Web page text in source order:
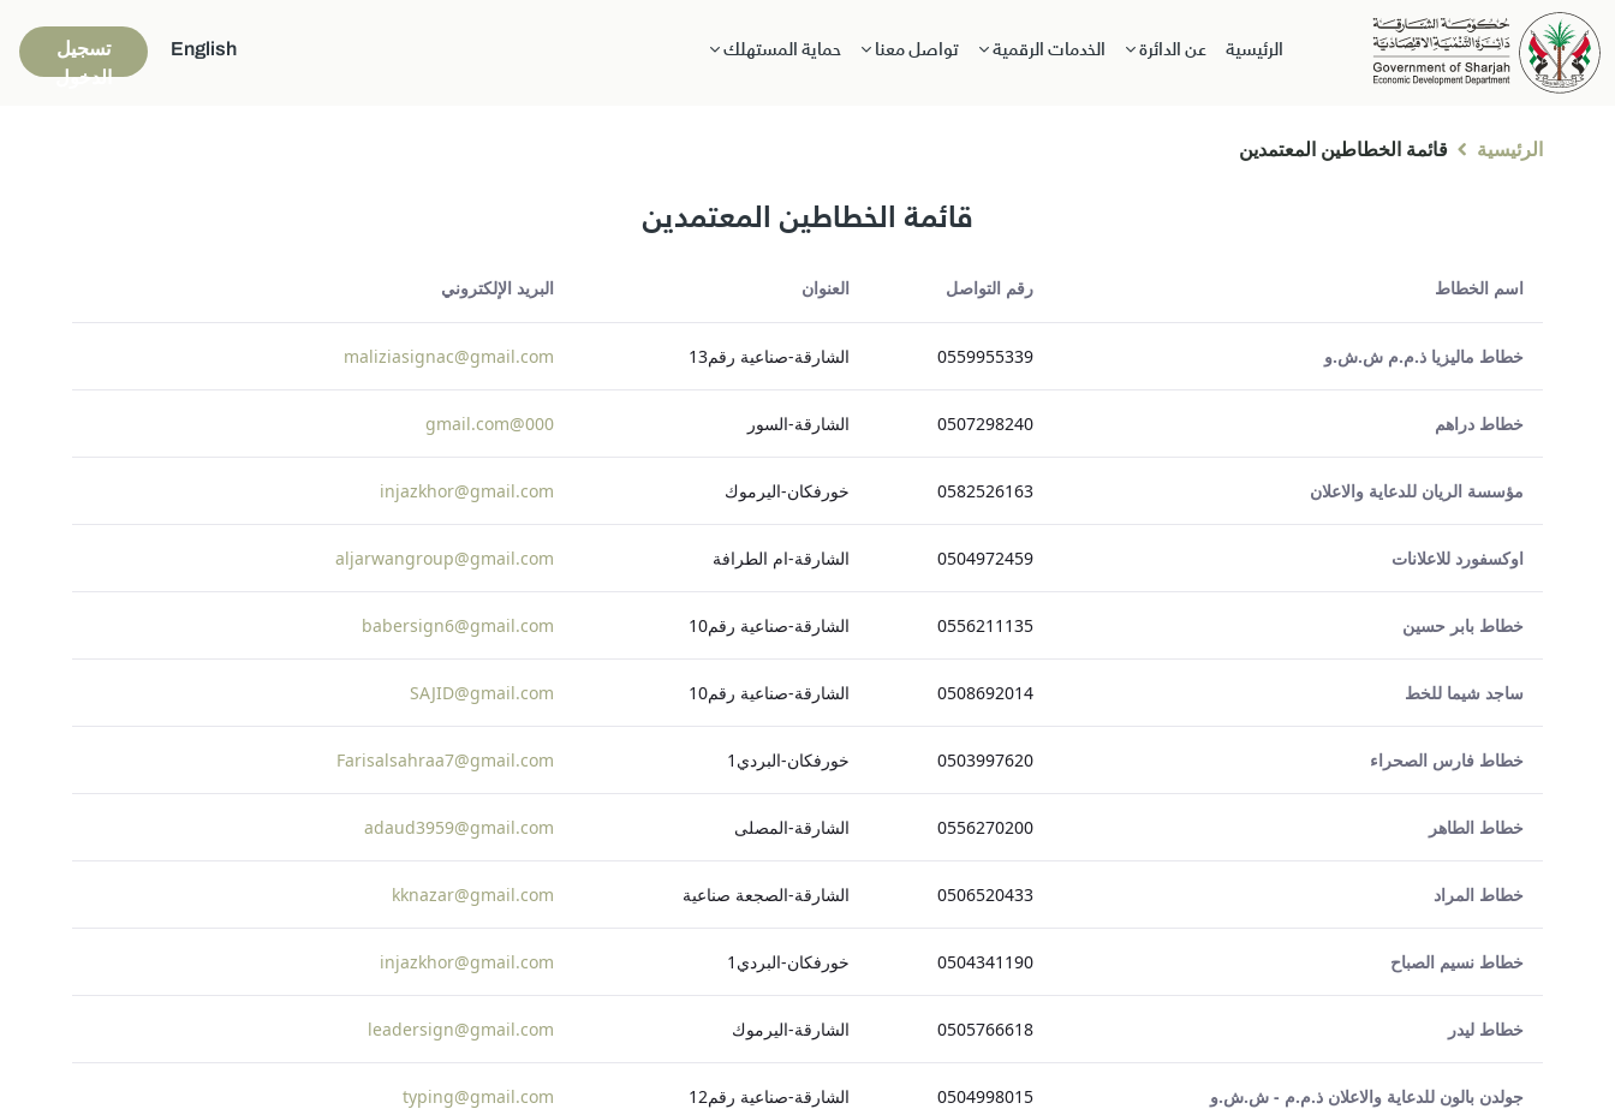
الرئيسية عن الدائرة الخدمات الرقمية تواصل معنا حماية المستهلك English
تسجيل
الدخول
الرئيسية قائمة الخطاطين المعتمدين
قائمة الخطاطين المعتمدين
اسم الخطاط رقم التواصل العنوان البريد الإلكتروني
خطاط ماليزيا ذ.م.م ش.ش.و 0559955339 الشارقة-صناعية رقم13 maliziasignac@gmail.com
خطاط دراهم 0507298240 الشارقة-السور 000@gmail.com
مؤسسة الريان للدعاية والاعلان 0582526163 خورفكان-اليرموك injazkhor@gmail.com
اوكسفورد للاعلانات 0504972459 الشارقة-ام الطرافة aljarwangroup@gmail.com
خطاط بابر حسين 0556211135 الشارقة-صناعية رقم10 babersign6@gmail.com
ساجد شيما للخط 0508692014 الشارقة-صناعية رقم10 SAJID@gmail.com
خطاط فارس الصحراء 0503997620 خورفكان-البردي1 Farisalsahraa7@gmail.com
خطاط الطاهر 0556270200 الشارقة-المصلى adaud3959@gmail.com
خطاط المراد 0506520433 الشارقة-الصجعة صناعية kknazar@gmail.com
خطاط نسيم الصباح 0504341190 خورفكان-البردي1 injazkhor@gmail.com
خطاط ليدر 0505766618 الشارقة-اليرموك leadersign@gmail.com
جولدن بالون للدعاية والاعلان ذ.م.م - ش.ش.و 0504998015 الشارقة-صناعية رقم12 typing@gmail.com